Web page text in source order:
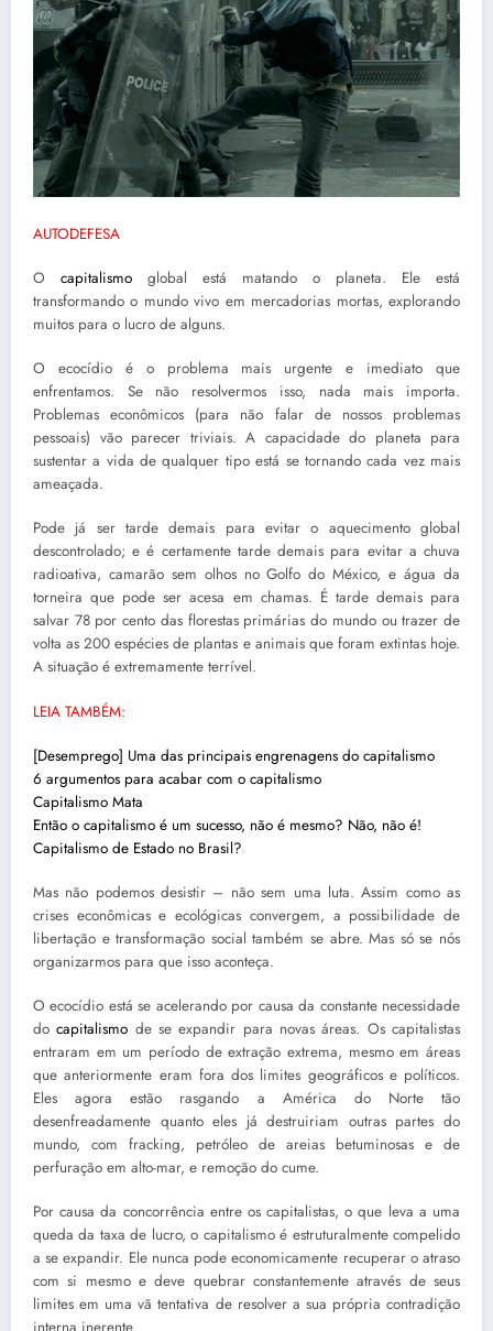
AUTODEFESA
O capitalismo global está matando o planeta. Ele está
transformando o mundo vivo em mercadorias mortas, explorando
muitos para o lucro de alguns.
O ecocídio é o problema mais urgente e imediato que
enfrentamos. Se não resolvermos isso, nada mais importa.
Problemas econômicos (para não falar de nossos problemas
pessoais) vão parecer triviais. A capacidade do planeta para
sustentar a vida de qualquer tipo está se tornando cada vez mais
ameaçada.
Pode já ser tarde demais para evitar o aquecimento global
descontrolado; e é certamente tarde demais para evitar a chuva
radioativa, camarão sem olhos no Golfo do México, e água da
torneira que pode ser acesa em chamas. É tarde demais para
salvar 78 por cento das florestas primárias do mundo ou trazer de
volta as 200 espécies de plantas e animais que foram extintas hoje.
A situação é extremamente terrível.
LEIA TAMBÉM:
[Desemprego] Uma das principais engrenagens do capitalismo
6 argumentos para acabar com o capitalismo
Capitalismo Mata
Então o capitalismo é um sucesso, não é mesmo? Não, não é!
Capitalismo de Estado no Brasil?
Mas não podemos desistir – não sem uma luta. Assim como as
crises econômicas e ecológicas convergem, a possibilidade de
libertação e transformação social também se abre. Mas só se nós
organizarmos para que isso aconteça.
O ecocídio está se acelerando por causa da constante necessidade
docapitalismo de se expandir para novas áreas. Os capitalistas
entraram em um período de extração extrema, mesmo em áreas
que anteriormente eram fora dos limites geográficos e políticos.
Eles agora estão rasgando a América do Norte tão
desenfreadamente quanto eles já destruiriam outras partes do
mundo, com fracking, petróleo de areias betuminosas e de
perfuração em alto-mar, e remoção do cume.
Por causa da concorrência entre os capitalistas, o que leva a uma
queda da taxa de lucro, o capitalismo é estruturalmente compelido
a se expandir. Ele nunca pode economicamente recuperar o atraso
com si mesmo e deve quebrar constantemente através de seus
limites em uma vã tentativa de resolver a sua própria contradição